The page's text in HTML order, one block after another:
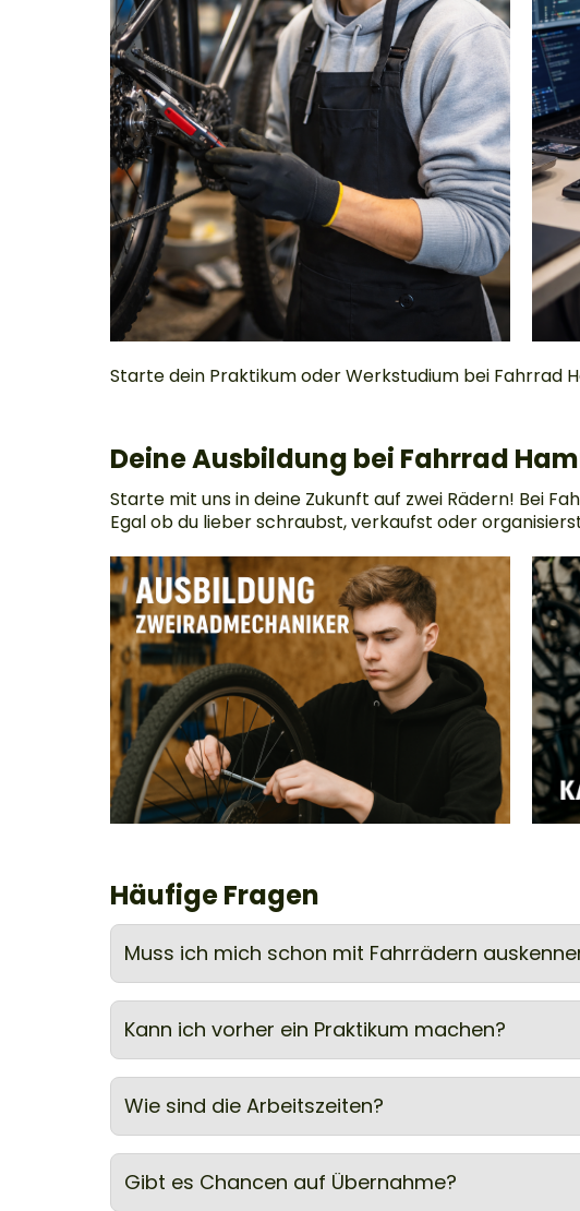
Starte dein Praktikum oder Werkstudium bei Fahrrad
Deine Ausbildung bei Fahrrad
Starte mit uns in deine Zukunft auf zwei Rädern! Bei
Egal ob du lieber schraubst, verkaufst oder
Häufige Fragen
Muss ich mich schon mit Fahrrädern
Kann ich vorher ein Praktikum machen?
Wie sind die Arbeitszeiten?
Gibt es Chancen auf Übernahme?